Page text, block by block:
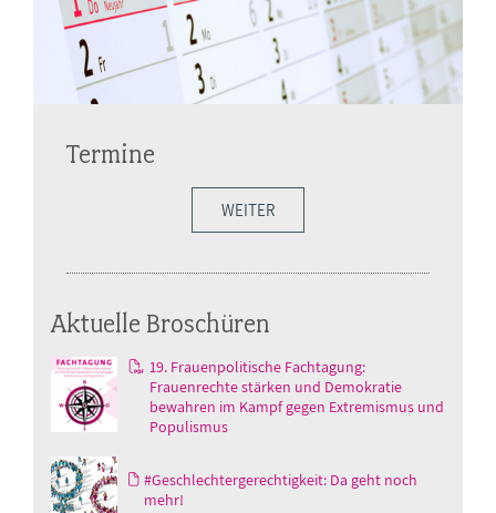
Termine
WEITER
Aktuelle Broschüren
19. Frauenpolitische Fachtagung:
Frauenrechte stärken und Demokratie
bewahren im Kampf gegen Extremismus und
Populismus
#Geschlechtergerechtigkeit: Da geht noch
mehr!